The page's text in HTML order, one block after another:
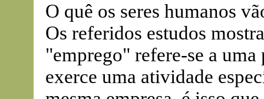
O quê os seres humanos
Os referidos estudos
"emprego" refere-se a
exerce uma atividade